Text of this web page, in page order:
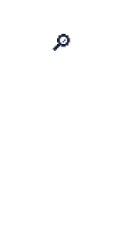
🔎